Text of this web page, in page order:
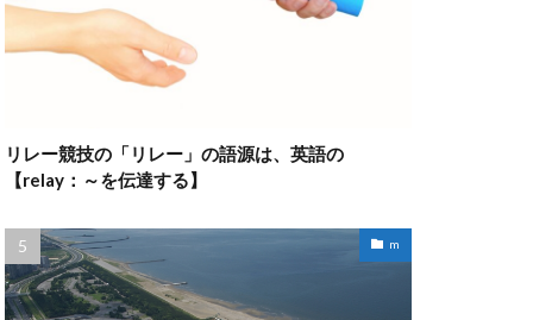
リレー競技の「リレー」の語源は、英語の
【relay：～を伝達する】
m